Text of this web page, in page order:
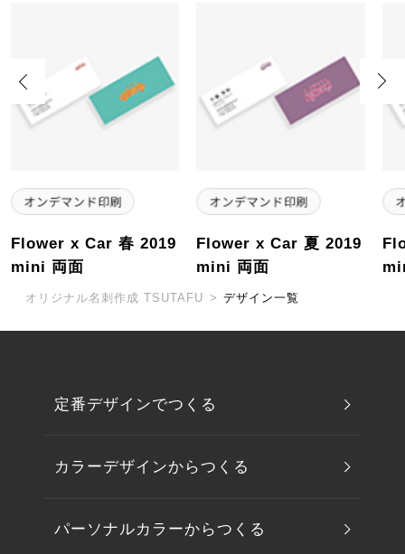
Flower x Car 春 2019
mini 両面
Flower x Car 夏 2019
mini 両面
Previous Next
オリジナル名刺作成 TSUTAFU > デザイン一覧
定番デザインでつくる
カラーデザインからつくる
パーソナルカラーからつくる